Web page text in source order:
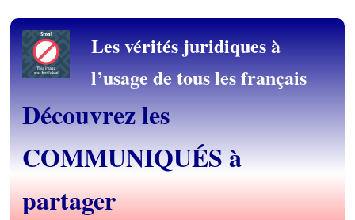
Les vérités juridiques à
l’usage de tous les français
Découvrez les
COMMUNIQUÉS à
partager